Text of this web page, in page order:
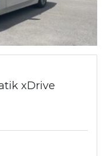
xDrive